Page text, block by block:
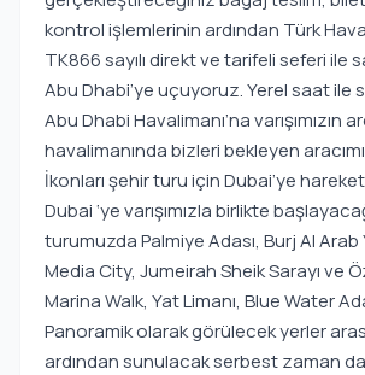
kontrol işlemlerinin ardından Türk
TK866 sayılı direkt ve tarifeli seferi ile
Abu Dhabi’ye uçuyoruz. Yerel saat ile
Abu Dhabi Havalimanı’na varışımızın
havalimanında bizleri bekleyen
İkonları şehir turu için Dubai’ye
Dubai ‘ye varışımızla birlikte
turumuzda Palmiye Adası, Burj Al Arab
Media City, Jumeirah Sheik Sarayı ve
Marina Walk, Yat Limanı, Blue Water
Panoramik olarak görülecek yerler
ardından sunulacak serbest zaman